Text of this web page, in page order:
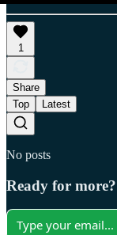
1
Share
Top
Latest
No posts
Ready for more?